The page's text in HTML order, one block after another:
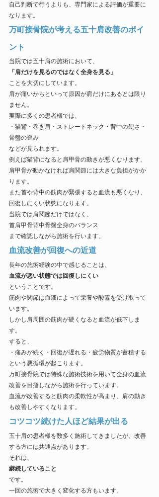
自己判断で行うよりも、専門家による評価が重要に
なります。
万町接骨院が考える五十肩改善のポイ
ント
当院では五十肩の施術において、
「肩だけを見るのではなく全身を見る」
ことを大切にしています。
肩が痛いからといって原因が肩だけにあるとは限り
ません。
実際に多くの患者様では、
・猫背・巻き肩・ストレートネック・背中の硬さ・
骨盤の歪み
などが見られます。
例えば猫背になると肩甲骨の動きが悪くなります。
肩甲骨が動かなければ肩関節には大きな負担がかか
ります。
また首や背中の筋肉が緊張すると血流も悪くなり、
回復しにくい状態になります。
当院では肩関節だけではなく、
首肩甲骨背中骨盤全身のバランス
まで確認しながら施術を行います。
血流改善が回復への近道
長年の施術経験の中で感じることは、
血流が悪い状態では回復しにくい
ということです。
筋肉や関節は血液によって栄養や酸素を受け取って
います。
しかし肩周囲の筋肉が硬くなると血流が低下しま
す。
すると、
・痛みが続く・回復が遅れる・疲労物質が蓄積する
という悪循環が起こります。
万町接骨院では特殊な施術技術を用いて全身の血流
改善を目指しながら施術を行っています。
血流が改善すると筋肉の柔軟性が高まり、肩の動き
も改善しやすくなります。
コツコツ続けた人ほど結果が出る
五十肩の患者様を数多く施術してきましたが、改善
する方には共通点があります。
それは、
継続していること
です。
一回の施術で大きく変化する方もいます。